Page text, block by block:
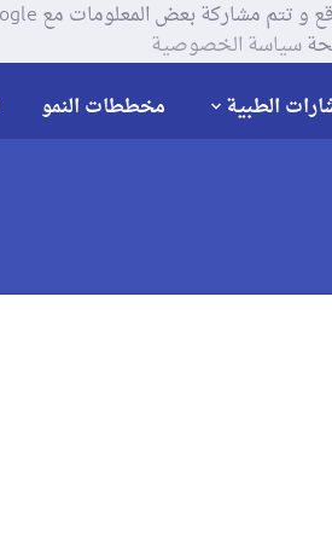
سياسة الخصوصية
الطبية مخططات النمو